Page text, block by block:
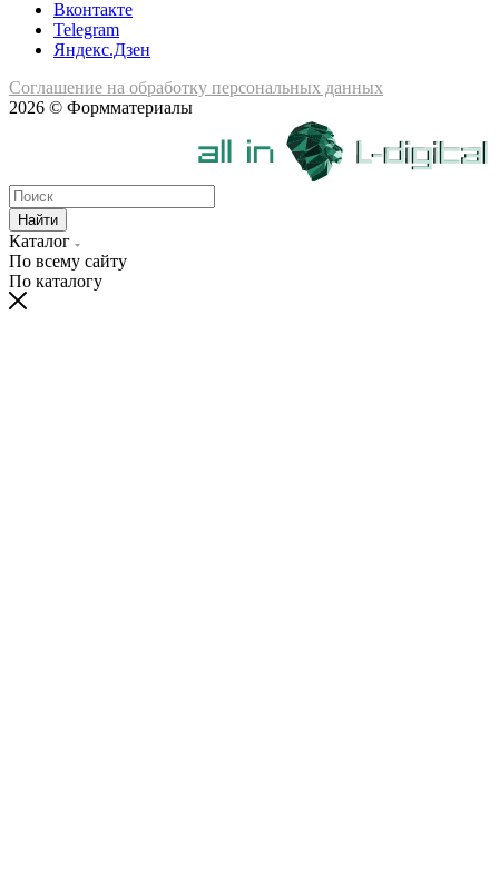
Вконтакте
Telegram
Яндекс.Дзен
Соглашение на обработку персональных данных
2026 © Формматериалы
Найти
Каталог
По всему сайту
По каталогу